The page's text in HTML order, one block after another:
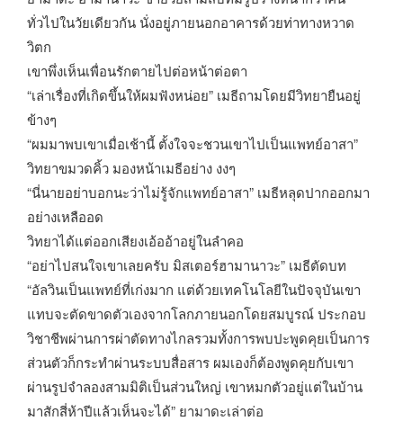
ทั่วไปในวัยเดียวกัน นั่งอยู่ภายนอกอาคารด้วยท่าทางหวาด
วิตก
เขาพึ่งเห็นเพื่อนรักตายไปต่อหน้าต่อตา
“เล่าเรื่องที่เกิดขึ้นให้ผมฟังหน่อย” เมธีถามโดยมีวิทยายืนอยู่
ข้างๆ
“ผมมาพบเขาเมื่อเช้านี้ ตั้งใจจะชวนเขาไปเป็นแพทย์อาสา”
วิทยาขมวดคิ้ว มองหน้าเมธีอย่าง งงๆ
“นี่นายอย่าบอกนะว่าไม่รู้จักแพทย์อาสา” เมธีหลุดปากออกมา
อย่างเหลืออด
วิทยาได้แต่ออกเสียงเอ้ออ้าอยู่ในลำคอ
“อย่าไปสนใจเขาเลยครับ มิสเตอร์ฮามานาวะ” เมธีตัดบท
“อัลวินเป็นแพทย์ที่เก่งมาก แต่ด้วยเทคโนโลยีในปัจจุบันเขา
แทบจะตัดขาดตัวเองจากโลกภายนอกโดยสมบูรณ์ ประกอบ
วิชาชีพผ่านการผ่าตัดทางไกลรวมทั้งการพบปะพูดคุยเป็นการ
ส่วนตัวก็กระทำผ่านระบบสื่อสาร ผมเองก็ต้องพูดคุยกับเขา
ผ่านรูปจำลองสามมิติเป็นส่วนใหญ่ เขาหมกตัวอยู่แต่ในบ้าน
มาสักสี่ห้าปีแล้วเห็นจะได้” ยามาดะเล่าต่อ